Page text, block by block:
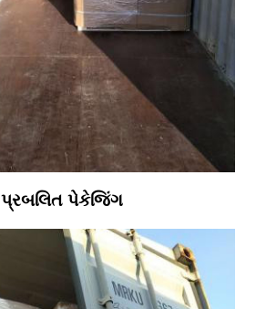
પ્રબલિત પેકેજિંગ